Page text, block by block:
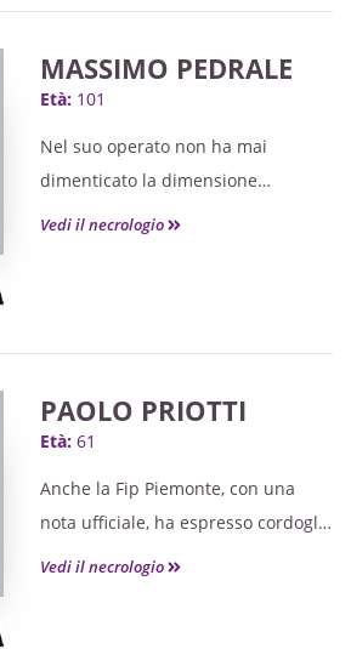
MASSIMO PEDRALE
Età: 101
Nel suo operato non ha mai
dimenticato la dimensione
educativa della politica, tenendo
Vedi il necrologio
PAOLO PRIOTTI
Età: 61
Anche la Fip Piemonte, con una
nota ufficiale, ha espresso cordoglio
per la perdita di Paolo.
Vedi il necrologio